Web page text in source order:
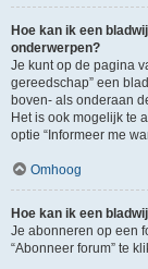
Hoe kan ik een
onderwerpen?
Je kunt op de pagina
gereedschap” een
boven- als onderaan
Het is ook mogelijk te
optie “Informeer me
Omhoog
Hoe kan ik een
Je abonneren op een
“Abonneer forum” te